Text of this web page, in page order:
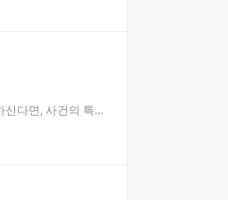
다면, 사건의 특성